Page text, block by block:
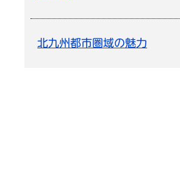
北九州都市圏域の魅力